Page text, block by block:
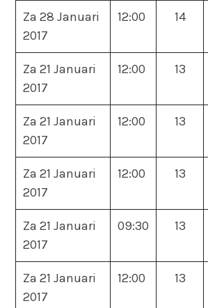
Za 28 Januari
2017
12:00 14
Za 21 Januari
2017
12:00 13
Za 21 Januari
2017
12:00 13
Za 21 Januari
2017
12:00 13
Za 21 Januari
2017
09:30 13
Za 21 Januari
2017
12:00 13